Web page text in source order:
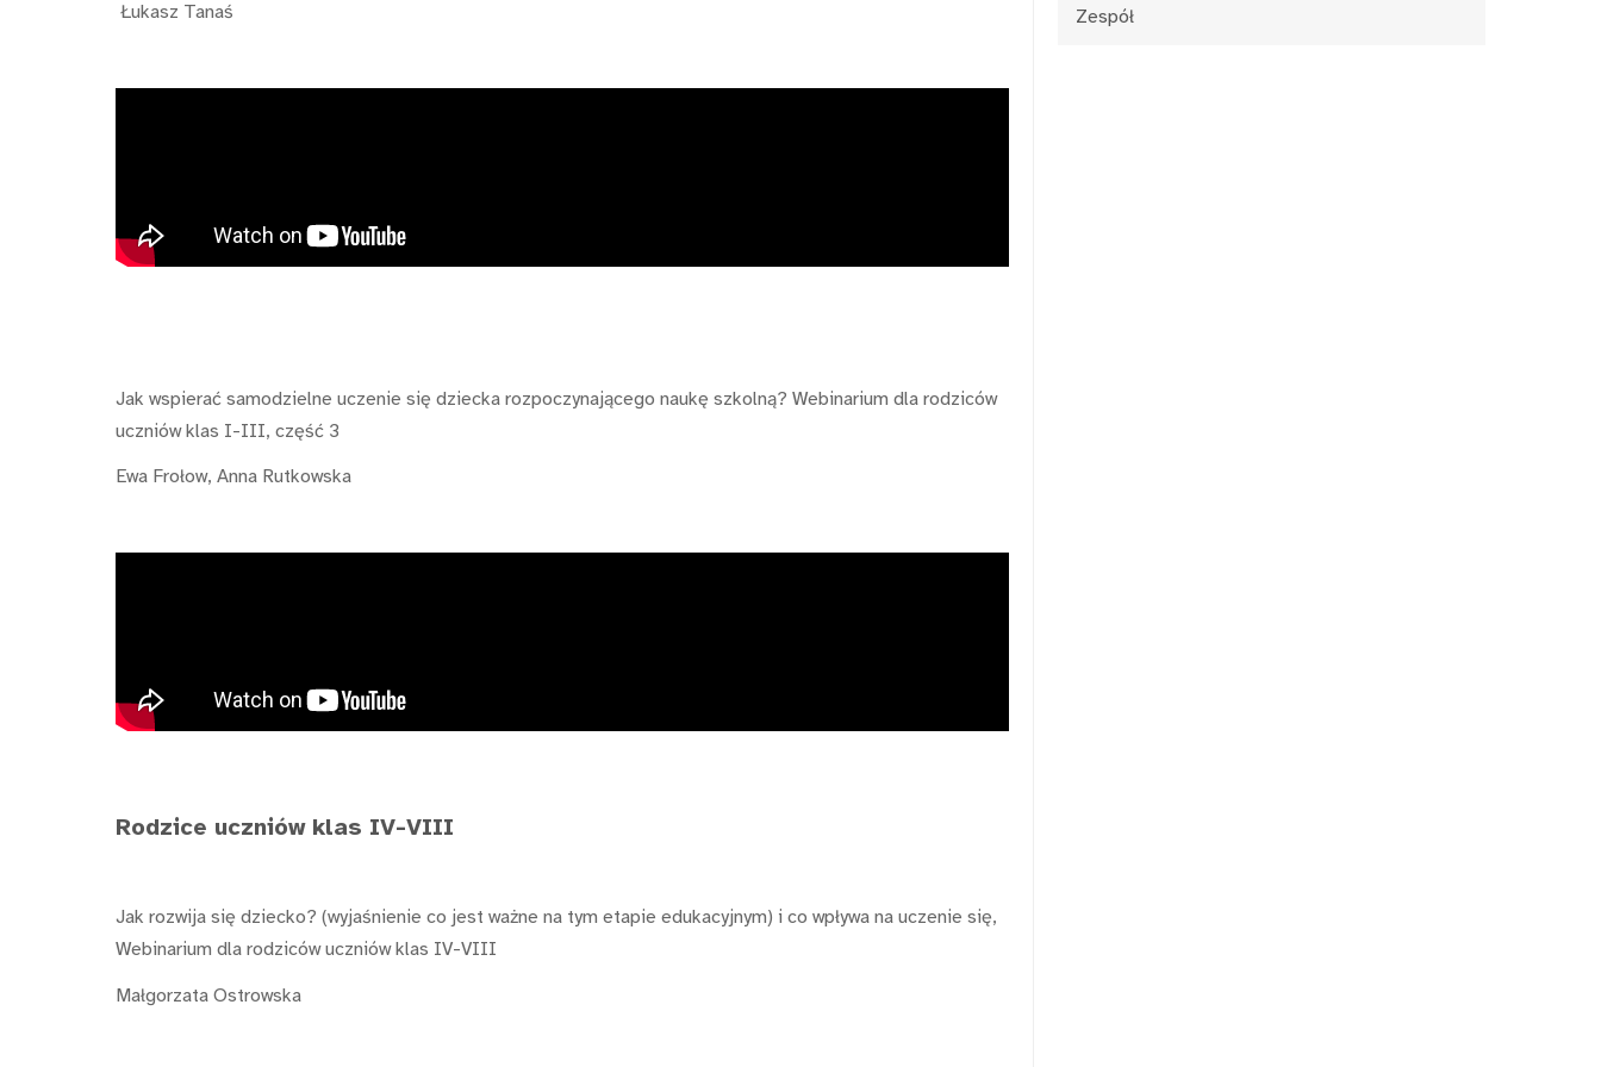
Łukasz Tanaś
Jak wspierać samodzielne uczenie się dziecka rozpoczynającego naukę szkolną? Webinarium dla rodziców
uczniów klas I-III, część 3
Ewa Frołow, Anna Rutkowska
Rodzice uczniów klas IV-VIII
Jak rozwija się dziecko? (wyjaśnienie co jest ważne na tym etapie edukacyjnym) i co wpływa na uczenie się,
Webinarium dla rodziców uczniów klas IV-VIII
Małgorzata Ostrowska
Zespół